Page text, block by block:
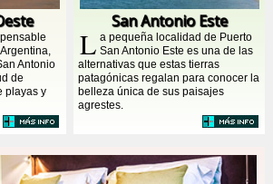
Antonio
de
playas y
San Antonio Este
L a pequeña localidad de Puerto
San Antonio Este es una de las
alternativas que estas tierras
patagónicas regalan para conocer la
belleza única de sus paisajes
agrestes.